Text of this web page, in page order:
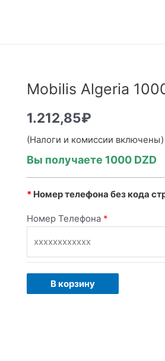
Mobilis Algeria
1.212,85₽
(Налоги и комиссии включены)
Вы получаете 1000DZD
* Номер телефона без кода
Номер Телефона *
В корзину